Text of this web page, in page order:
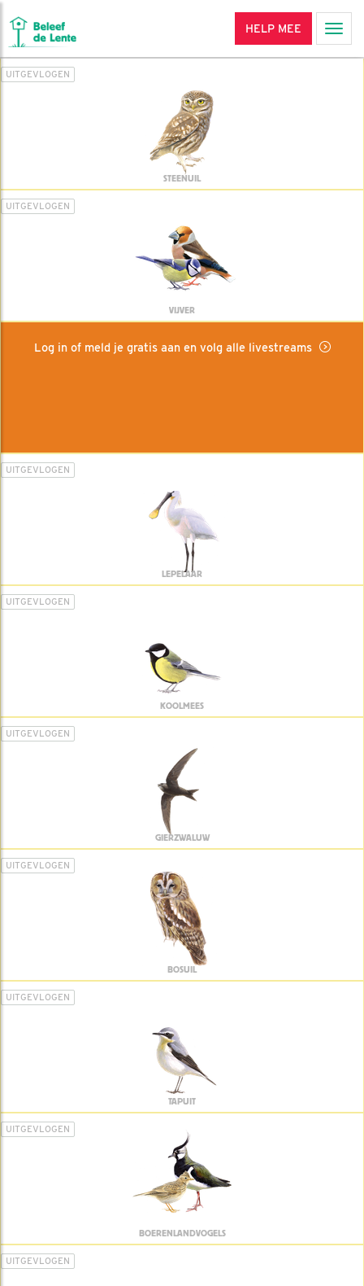
HELP MEE
UITGEVLOGEN
STEENUIL
UITGEVLOGEN
VIJVER
Log in of meld je gratis aan en volg alle livestreams
UITGEVLOGEN
LEPELAAR
UITGEVLOGEN
KOOLMEES
UITGEVLOGEN
GIERZWALUW
UITGEVLOGEN
BOSUIL
UITGEVLOGEN
TAPUIT
UITGEVLOGEN
BOERENLANDVOGELS
UITGEVLOGEN